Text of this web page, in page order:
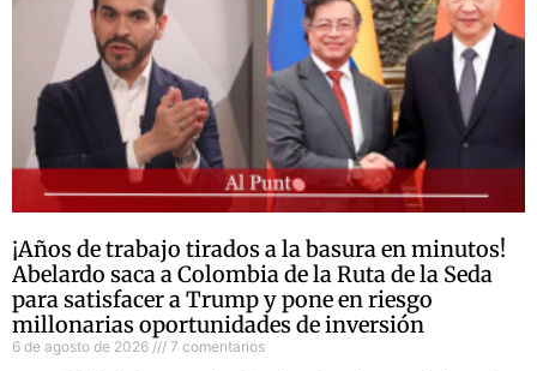
¡Años de trabajo tirados a la basura en minutos!
Abelardo saca a Colombia de la Ruta de la Seda
para satisfacer a Trump y pone en riesgo
millonarias oportunidades de inversión
6 de agosto de 2026 7 comentarios